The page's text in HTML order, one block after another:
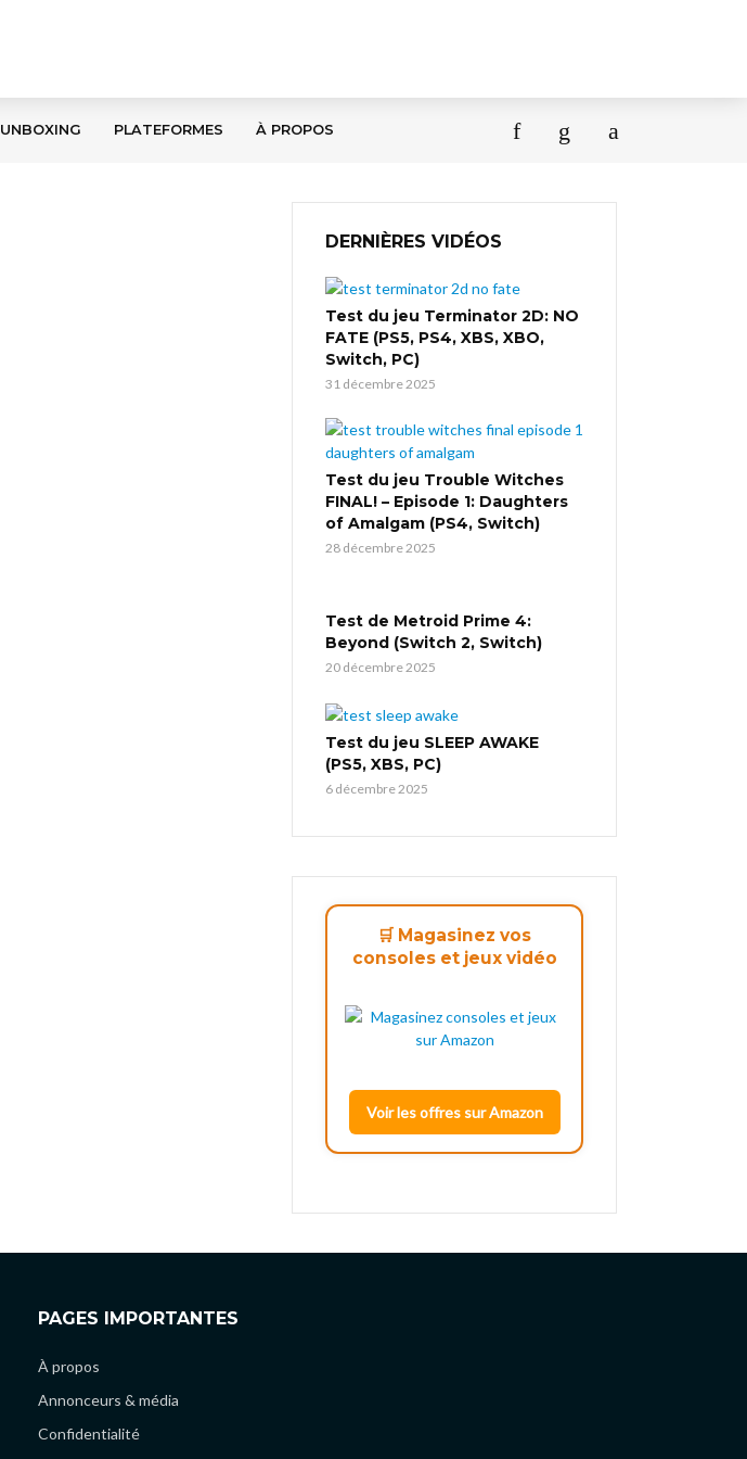
UNBOXING PLATEFORMES À PROPOS
DERNIÈRES VIDÉOS
Test du jeu Terminator 2D: NO
FATE (PS5, PS4, XBS, XBO,
Switch, PC)
31 décembre 2025
Test du jeu Trouble Witches
FINAL! – Episode 1: Daughters
of Amalgam (PS4, Switch)
28 décembre 2025
Test de Metroid Prime 4:
Beyond (Switch 2, Switch)
20 décembre 2025
Test du jeu SLEEP AWAKE
(PS5, XBS, PC)
6 décembre 2025
🛒 Magasinez vos
consoles et jeux vidéo
Voir les offres sur Amazon
PAGES IMPORTANTES
À propos
Annonceurs & média
Confidentialité